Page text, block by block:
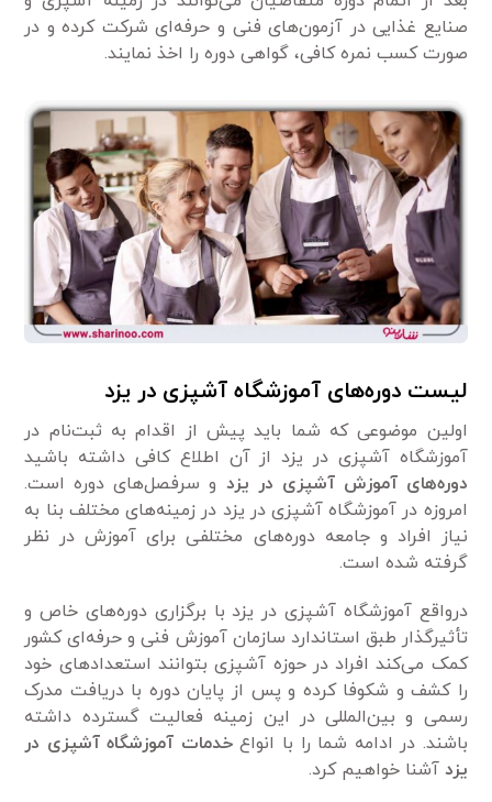
صنایع غذایی در آزمون‌های فنی و حرفه‌ای شرکت کرده و در
صورت کسب نمره کافی، گواهی دوره را اخذ نمایند.
لیست دوره‌های آموزشگاه آشپزی در یزد
اولین موضوعی که شما باید پیش از اقدام به ثبت‌نام در
آموزشگاه آشپزی در یزد از آن اطلاع کافی داشته باشید
دوره‌های آموزش آشپزی در یزد و سرفصل‌های دوره است.
امروزه در آموزشگاه آشپزی در یزد در زمینه‌های مختلف بنا به
نیاز افراد و جامعه دوره‌های مختلفی برای آموزش در نظر
گرفته شده است.
درواقع آموزشگاه آشپزی در یزد با برگزاری دوره‌های خاص و
تأثیرگذار طبق استاندارد سازمان آموزش فنی و حرفه‌ای کشور
کمک می‌کند افراد در حوزه آشپزی بتوانند استعداد‌های خود
را کشف و شکوفا کرده و پس از پایان دوره با دریافت مدرک
رسمی‌ و بین‌المللی در این زمینه فعالیت گسترده داشته
باشند. در ادامه شما را با انواعخدمات آموزشگاه آشپزی در
یزد آشنا خواهیم کرد.